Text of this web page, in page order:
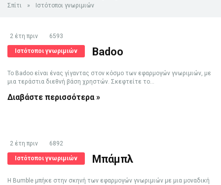
Σπίτι » Ιστότοποι γνωριμιών
2 έτη πριν 6593
Ιστότοποι γνωριμιών Badoo
Το Badoo είναι ένας γίγαντας στον κόσμο των εφαρμογών γνωριμιών, με
μια τεράστια διεθνή βάση χρηστών. Σκεφτείτε το...
Διαβάστε περισσότερα »
2 έτη πριν 6892
Ιστότοποι γνωριμιών Μπάμπλ
Η Bumble μπήκε στην σκηνή των εφαρμογών γνωριμιών με μια μοναδική